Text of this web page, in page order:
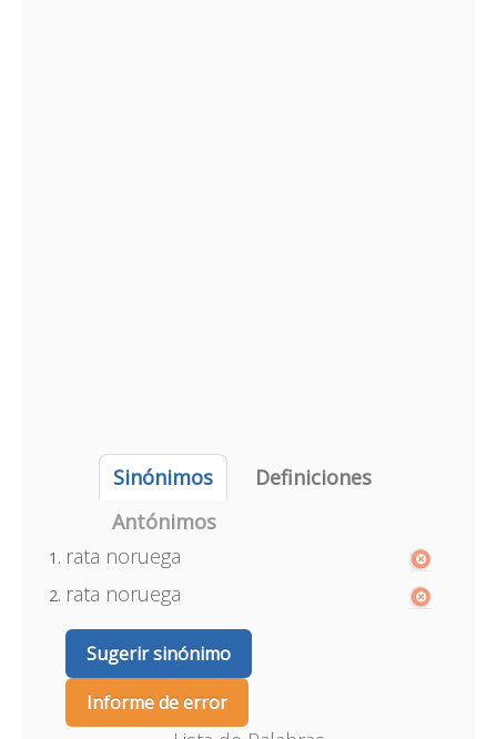
Sinónimos
Definiciones
Antónimos
rata noruega
rata noruega
Sugerir sinónimo
Informe de error